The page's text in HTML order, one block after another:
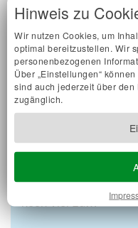
Hinweis zu
Wir nutzen Cookies, um
optimal bereitzustellen. Wir
personenbezogenen
Über „Einstellungen“
sind auch jederzeit über den
zugänglich.
Letzte
Einblick in die Arbeit
Im Rahmen unserer
durch den ZRF
Freiburg) einen
hinsichtlich des
Bahnhöfen und
noch nicht
noch viel zu…